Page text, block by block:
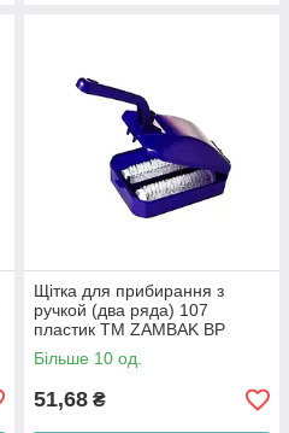
Щітка для прибирання з
ручкой (два ряда) 107
пластик ТМ ZAMBAK BP
Більше 10 од.
51,68 ₴